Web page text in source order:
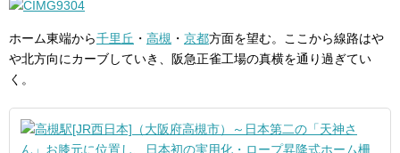
ホーム東端から千里丘 ・ 高槻 ・ 京都方面を望む。ここから線路はや
や北方向にカーブしていき、阪急正雀工場の真横を通り過ぎてい
く。